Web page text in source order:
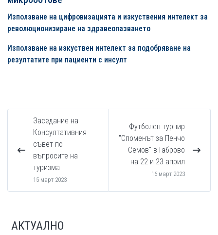
Използване на цифровизацията и изкуствения интелект за
революционизиране на здравеопазването
Използване на изкуствен интелект за подобряване на
резултатите при пациенти с инсулт
Заседание на
Консултативния
съвет по
въпросите на
туризма
15 март 2023
Футболен турнир
"Споменът за Пенчо
Семов" в Габрово
на 22 и 23 април
16 март 2023
АКТУАЛНО